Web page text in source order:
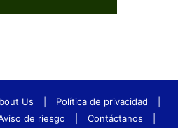
Us Política de privacidad
de riesgo Contáctanos